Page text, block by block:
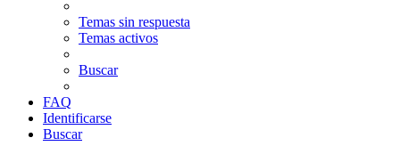
Temas sin respuesta
Temas activos
Buscar
FAQ
Identificarse
Buscar